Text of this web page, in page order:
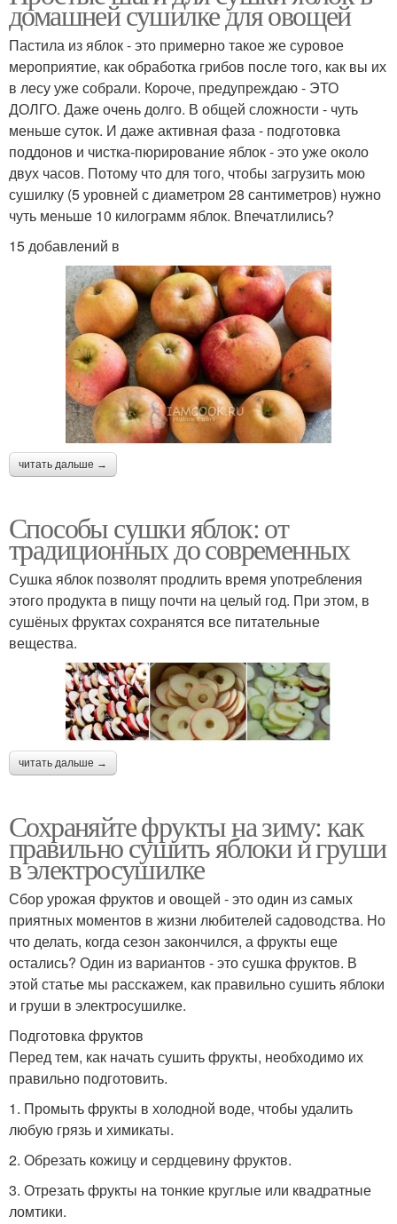
домашней сушилке для овощей
Пастила из яблок - это примерно такое же суровое
мероприятие, как обработка грибов после того, как вы их
в лесу уже собрали. Короче, предупреждаю - ЭТО
ДОЛГО. Даже очень долго. В общей сложности - чуть
меньше суток. И даже активная фаза - подготовка
поддонов и чистка-пюрирование яблок - это уже около
двух часов. Потому что для того, чтобы загрузить мою
сушилку (5 уровней с диаметром 28 сантиметров) нужно
чуть меньше 10 килограмм яблок. Впечатлились?
15 добавлений в
читать дальше →
Способы сушки яблок: от
традиционных до современных
Сушка яблок позволят продлить время употребления
этого продукта в пищу почти на целый год. При этом, в
сушёных фруктах сохранятся все питательные
вещества.
читать дальше →
Сохраняйте фрукты на зиму: как
правильно сушить яблоки и груши
в электросушилке
Сбор урожая фруктов и овощей - это один из самых
приятных моментов в жизни любителей садоводства. Но
что делать, когда сезон закончился, а фрукты еще
остались? Один из вариантов - это сушка фруктов. В
этой статье мы расскажем, как правильно сушить яблоки
и груши в электросушилке.
Подготовка фруктов
Перед тем, как начать сушить фрукты, необходимо их
правильно подготовить.
1. Промыть фрукты в холодной воде, чтобы удалить
любую грязь и химикаты.
2. Обрезать кожицу и сердцевину фруктов.
3. Отрезать фрукты на тонкие круглые или квадратные
ломтики.